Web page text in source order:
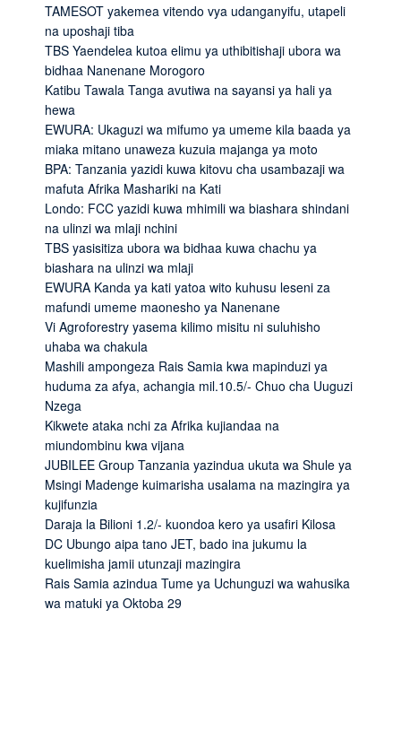
TAMESOT yakemea vitendo vya udanganyifu, utapeli
na uposhaji tiba
TBS Yaendelea kutoa elimu ya uthibitishaji ubora wa
bidhaa Nanenane Morogoro
Katibu Tawala Tanga avutiwa na sayansi ya hali ya
hewa
EWURA: Ukaguzi wa mifumo ya umeme kila baada ya
miaka mitano unaweza kuzuia majanga ya moto
BPA: Tanzania yazidi kuwa kitovu cha usambazaji wa
mafuta Afrika Mashariki na Kati
Londo: FCC yazidi kuwa mhimili wa biashara shindani
na ulinzi wa mlaji nchini
TBS yasisitiza ubora wa bidhaa kuwa chachu ya
biashara na ulinzi wa mlaji
EWURA Kanda ya kati yatoa wito kuhusu leseni za
mafundi umeme maonesho ya Nanenane
Vi Agroforestry yasema kilimo misitu ni suluhisho
uhaba wa chakula
Mashili ampongeza Rais Samia kwa mapinduzi ya
huduma za afya, achangia mil.10.5/- Chuo cha Uuguzi
Nzega
Kikwete ataka nchi za Afrika kujiandaa na
miundombinu kwa vijana
JUBILEE Group Tanzania yazindua ukuta wa Shule ya
Msingi Madenge kuimarisha usalama na mazingira ya
kujifunzia
Daraja la Bilioni 1.2/- kuondoa kero ya usafiri Kilosa
DC Ubungo aipa tano JET, bado ina jukumu la
kuelimisha jamii utunzaji mazingira
Rais Samia azindua Tume ya Uchunguzi wa wahusika
wa matuki ya Oktoba 29